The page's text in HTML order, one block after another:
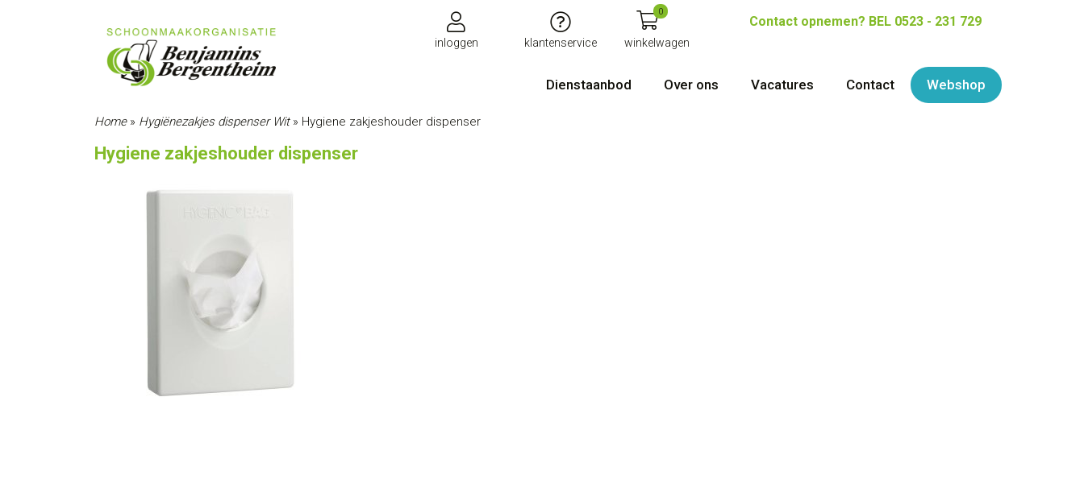
inloggen klantenservice
0
winkelwagen
Contact opnemen? BEL 0523 - 231 729
Dienstaanbod Over ons Vacatures Contact Webshop
Home» Hygiënezakjes dispenser Wit» Hygiene zakjeshouder dispenser
Hygiene zakjeshouder dispenser